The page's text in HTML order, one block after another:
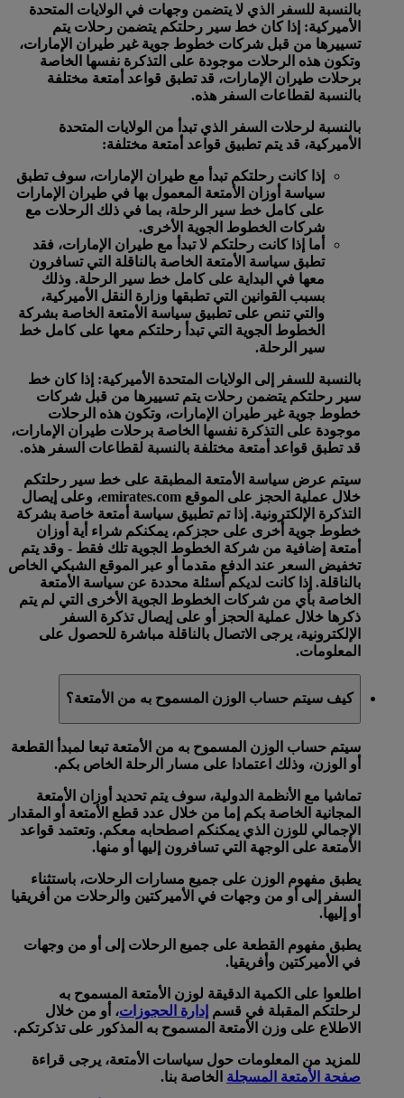
بالنسبة للسفر الذي لا يتضمن وجهات في الولايات المتحدة
الأميركية: إذا كان خط سير رحلتكم يتضمن رحلات يتم
تسييرها من قبل شركات خطوط جوية غير طيران الإمارات،
وتكون هذه الرحلات موجودة على التذكرة نفسها الخاصة
برحلات طيران الإمارات، قد تطبق قواعد أمتعة مختلفة
بالنسبة لقطاعات السفر هذه.
بالنسبة لرحلات السفر الذي تبدأ من الولايات المتحدة
الأميركية، قد يتم تطبيق قواعد أمتعة مختلفة:
إذا كانت رحلتكم تبدأ مع طيران الإمارات، سوف تطبق
سياسة أوزان الأمتعة المعمول بها في طيران الإمارات
على كامل خط سير الرحلة، بما في ذلك الرحلات مع
شركات الخطوط الجوية الأخرى.
أما إذا كانت رحلتكم لا تبدأ مع طيران الإمارات، فقد
تطبق سياسة الأمتعة الخاصة بالناقلة التي تسافرون
معها في البداية على كامل خط سير الرحلة. وذلك
بسبب القوانين التي تطبقها وزارة النقل الأميركية،
والتي تنص على تطبيق سياسة الأمتعة الخاصة بشركة
الخطوط الجوية التي تبدأ رحلتكم معها على كامل خط
سير الرحلة.
بالنسبة للسفر إلى الولايات المتحدة الأميركية: إذا كان خط
سير رحلتكم يتضمن رحلات يتم تسييرها من قبل شركات
خطوط جوية غير طيران الإمارات، وتكون هذه الرحلات
موجودة على التذكرة نفسها الخاصة برحلات طيران الإمارات،
قد تطبق قواعد أمتعة مختلفة بالنسبة لقطاعات السفر هذه.
سيتم عرض سياسة الأمتعة المطبقة على خط سير رحلتكم
خلال عملية الحجز على الموقع emirates.com، وعلى إيصال
التذكرة الإلكترونية. إذا تم تطبيق سياسة أمتعة خاصة بشركة
خطوط جوية أخرى على حجزكم، يمكنكم شراء أية أوزان
أمتعة إضافية من شركة الخطوط الجوية تلك فقط - وقد يتم
تخفيض السعر عند الدفع مقدما أو عبر الموقع الشبكي الخاص
بالناقلة. إذا كانت لديكم أسئلة محددة عن سياسة الأمتعة
الخاصة بأي من شركات الخطوط الجوية الأخرى التي لم يتم
ذكرها خلال عملية الحجز أو على إيصال تذكرة السفر
الإلكترونية، يرجى الاتصال بالناقلة مباشرة للحصول على
المعلومات.
كيف سيتم حساب الوزن المسموح به من الأمتعة؟
سيتم حساب الوزن المسموح به من الأمتعة تبعا لمبدأ
القطعة
أو الوزن، وذلك اعتمادا على مسار الرحلة الخاص بكم.
تماشيا مع الأنظمة الدولية، سوف يتم تحديد أوزان الأمتعة
المجانية الخاصة بكم إما من خلال عدد قطع الأمتعة أو المقدار
الإجمالي للوزن الذي يمكنكم اصطحابه معكم. وتعتمد قواعد
الأمتعة على الوجهة التي تسافرون إليها أو منها.
يطبق مفهوم الوزن على جميع مسارات الرحلات، باستثناء
السفر إلى أو من وجهات في الأميركتين والرحلات من أفريقيا
أو إليها.
يطبق مفهوم القطعة على جميع الرحلات إلى أو من وجهات
في الأميركتين وأفريقيا.
اطلعوا على الكمية الدقيقة لوزن الأمتعة المسموح به
لرحلتكم المقبلة في قسم إدارة الحجوزات، أو من خلال
الاطلاع على وزن الأمتعة المسموح به المذكور على تذكرتكم.
للمزيد من المعلومات حول سياسات الأمتعة، يرجى قراءة
صفحة الأمتعة المسجلة الخاصة بنا.